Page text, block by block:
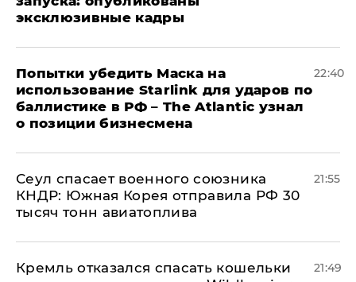
эксклюзивные кадры
Попытки убедить Маска на
использование Starlink для ударов по
баллистике в РФ – The Atlantic узнал
о позиции бизнесмена
22:40
​Сеул спасает военного союзника
КНДР: Южная Корея отправила РФ 30
тысяч тонн авиатоплива
21:55
Кремль отказался спасать кошельки
21:49